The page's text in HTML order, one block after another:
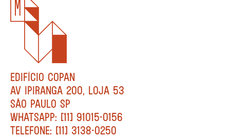
EDIFÍCIO COPAN
AV IPIRANGA 200, LOJA 53
SÃO PAULO SP
WHATSAPP: [11] 91015-0156
TELEFONE: [11] 3138-0250